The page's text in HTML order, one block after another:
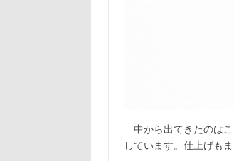
中から出てきたのはこ
しています。仕上げも